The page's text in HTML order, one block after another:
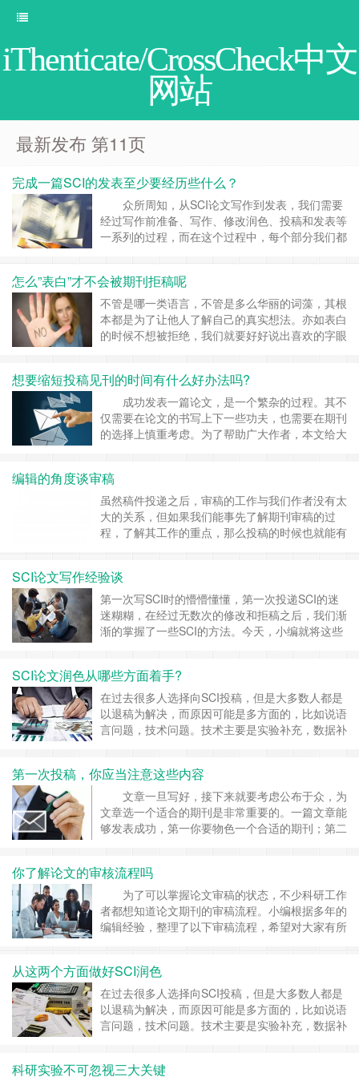
iThenticate/CrossCheck中文
网站
最新发布 第11页
完成一篇SCI的发表至少要经历些什么？
众所周知，从SCI论文写作到发表，我们需要
经过写作前准备、写作、修改润色、投稿和发表等
一系列的过程，而在这个过程中，每个部分我们都
文写作的准备工作了。这主要包括查阅5-10篇左
右的与你的实验设计相近的论文(当然不可能完全
相同)，初……继续阅读 »
怎么”表白”才不会被期刊拒稿呢
不管是哪一类语言，不管是多么华丽的词藻，其根
本都是为了让他人了解自己的真实想法。亦如表白
的时候不想被拒绝，我们就要好好说出喜欢的字眼
表达需要我们做好哪些内容呢？ 一是表达清楚而
简练，用最少的文字说明尽可能多的问题，是一篇
高质量论文必不可少的条件。为了使文章精练，
必…… 继续阅读 »
想要缩短投稿见刊的时间有什么好办法吗?
成功发表一篇论文，是一个繁杂的过程。其不
仅需要在论文的书写上下一些功夫，也需要在期刊
的选择上慎重考虑。为了帮助广大作者，本文给大
哪些相关的核心期刊 ，以医学影像学期刊为例，
有许多专业性很强的期刊，同时也有综合影像学杂
志，如《中国临……继续阅读 »
编辑的角度谈审稿
虽然稿件投递之后，审稿的工作与我们作者没有太
大的关系，但如果我们能事先了解期刊审稿的过
程，了解其工作的重点，那么投稿的时候也就能有
杂志社的编辑或执行编辑会对稿件进行初步的评
估，来筛选出质量好的或适合的稿件。若你的文章
很快被杂志社拒了，那就是没有被送出外……继续
阅读 »
SCI论文写作经验谈
第一次写SCI时的懵懵懂懂，第一次投递SCI的迷
迷糊糊，在经过无数次的修改和拒稿之后，我们渐
渐的掌握了一些SCI的方法。今天，小编就将这些
命运的关键。实际上大部分审稿人（reviewer），
审稿的方法是快速看一下SCI文章文章题目，摘要
和图，如果这三者不满意，这……继续阅读 »
SCI论文润色从哪些方面着手?
在过去很多人选择向SCI投稿，但是大多数人都是
以退稿为解决，而原因可能是多方面的，比如说语
言问题，技术问题。技术主要是实验补充，数据补
大，基本上很多退稿的稿件都是因为这个因素导致
的。 可能很多刚刚接触SCI的人还不知道润色的重
要性，往往直接忽略这个部分，写作完成后直……
继续阅读 »
第一次投稿，你应当注意这些内容
文章一旦写好，接下来就要考虑公布于众，为
文章选一个适合的期刊是非常重要的。一篇文章能
够发表成功，第一你要物色一个合适的期刊；第二
为你的研究方向肯定和他们有联系，请他们给你推
荐合适的期刊。如果一定要你自力更生，那不妨反
把他们发过的文章研……继续阅读 »
你了解论文的审核流程吗
为了可以掌握论文审稿的状态，不少科研工作
者都想知道论文期刊的审稿流程。小编根据多年的
编辑经验，整理了以下审稿流程，希望对大家有所
制的基础。编辑部一般会先对论文稿件进行登记处
理，并安排相关栏目编辑初审，编辑对论文的格
式、内容是否适合杂志刊发……继续阅读 »
从这两个方面做好SCI润色
在过去很多人选择向SCI投稿，但是大多数人都是
以退稿为解决，而原因可能是多方面的，比如说语
言问题，技术问题。技术主要是实验补充，数据补
大，基本上很多退稿的稿件都是因为这个因素导致
科研实验不可忽视三大关键